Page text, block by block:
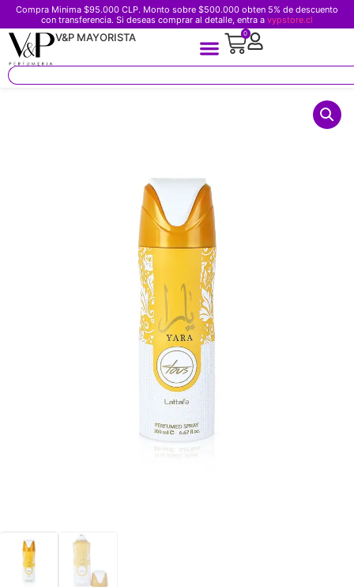
Compra Minima $95.000 CLP. Monto sobre $500.000 obten 5% de descuento
con transferencia. Si deseas comprar al detalle, entra a vypstore.cl
V&P MAYORISTA 0